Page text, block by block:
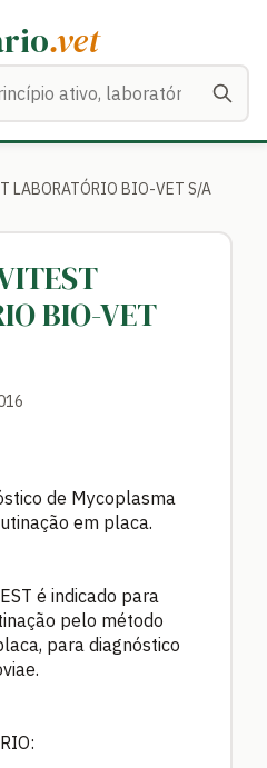
.vet
LABORATÓRIO BIO-VET S/A
BIO-VET
de Mycoplasma
em placa.
é indicado para
pelo método
para diagnóstico